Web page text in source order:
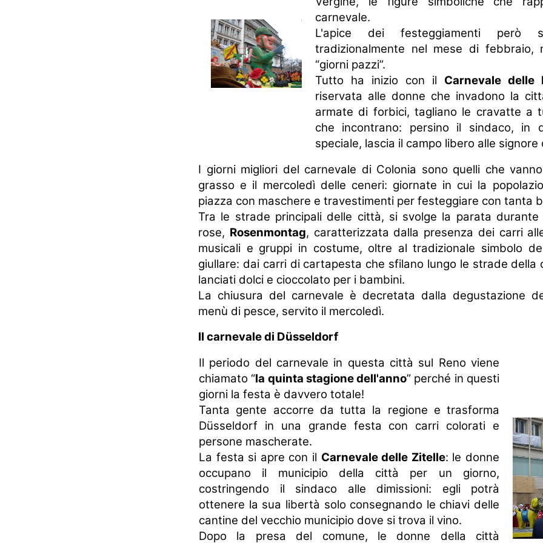
carnevale.
L'apice dei festeggiamenti però
tradizionalmente nel mese di febbraio,
“giorni pazzi”.
Tutto ha inizio con il Carnevale delle
riservata alle donne che invadono la
armate di forbici, tagliano le cravatte a
che incontrano: persino il sindaco, in
speciale, lascia il campo libero alle
I giorni migliori del carnevale di Colonia sono quelli che
grasso e il mercoledì delle ceneri: giornate in cui la
piazza con maschere e travestimenti per festeggiare con tanta
Tra le strade principali delle città, si svolge la parata durante
rose, Rosenmontag, caratterizzata dalla presenza dei carri
musicali e gruppi in costume, oltre al tradizionale simbolo
giullare: dai carri di cartapesta che sfilano lungo le strade della
lanciati dolci e cioccolato per i bambini.
La chiusura del carnevale è decretata dalla degustazione
menù di pesce, servito il mercoledì.
Il carnevale di Düsseldorf
Il periodo del carnevale in questa città sul Reno viene
chiamato “la quinta stagione dell'anno” perché in questi
giorni la festa è davvero totale!
Tanta gente accorre da tutta la regione e trasforma
Düsseldorf in una grande festa con carri colorati e
persone mascherate.
La festa si apre con il Carnevale delle Zitelle: le donne
occupano il municipio della città per un giorno,
costringendo il sindaco alle dimissioni: egli potrà
ottenere la sua libertà solo consegnando le chiavi delle
cantine del vecchio municipio dove si trova il vino.
Dopo la presa del comune, le donne della città